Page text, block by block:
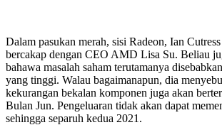
Dalam pasukan merah, sisi Radeon, Ian
bercakap dengan CEO AMD Lisa Su. Beliau
bahawa masalah saham terutamanya
yang tinggi. Walau bagaimanapun, dia
kekurangan bekalan komponen juga akan
Bulan Jun. Pengeluaran tidak akan dapat
sehingga separuh kedua 2021.